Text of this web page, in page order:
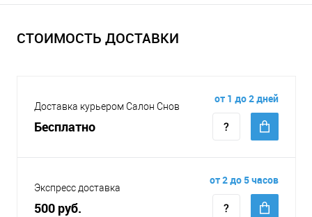
СТОИМОСТЬ ДОСТАВКИ
Доставка курьером Салон Снов
Бесплатно
от 1 до 2 дней
Экспресс доставка
500 руб.
от 2 до 5 часов